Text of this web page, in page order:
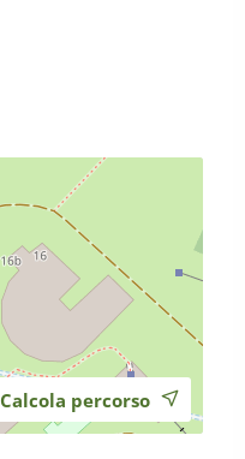
Calcola percorso